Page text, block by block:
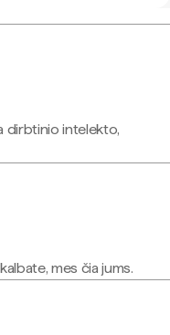
dirbtinio intelekto,
mes čia jums.